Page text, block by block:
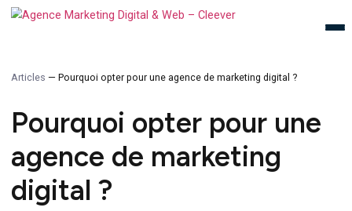
Pourquoi opter pour une agence de marketing digital ?
Pourquoi opter pour
agence de marketing